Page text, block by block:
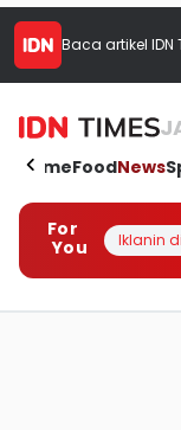
Baca artikel IDN
HomeFoodNews
For
You
Iklanin